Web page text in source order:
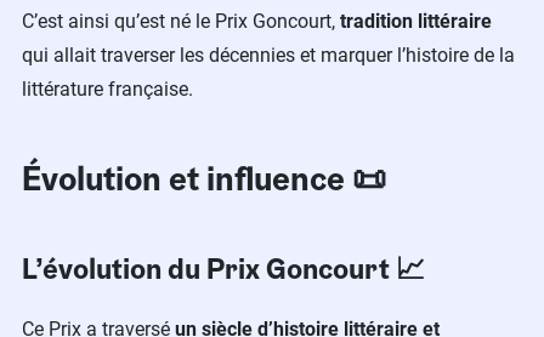
C’est ainsi qu’est né le Prix Goncourt, tradition littéraire
qui allait traverser les décennies et marquer l’histoire de la
littérature française.
Évolution et influence 📜
L’évolution du Prix Goncourt 📈
Ce Prix a traversé un siècle d’histoire littéraire et